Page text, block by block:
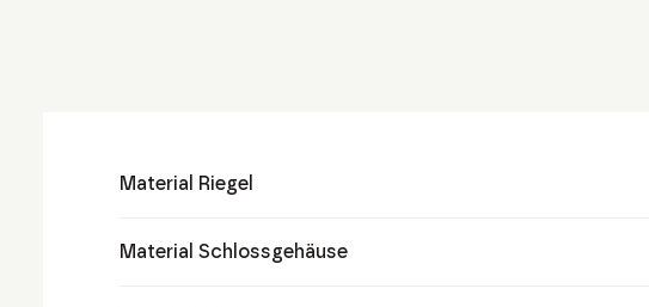
Material Riegel
Material Schlossgehäuse